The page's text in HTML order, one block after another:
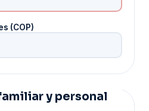
(COP)
y personal